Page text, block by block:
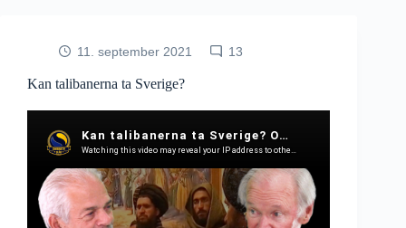
11. september 2021 13
Kan talibanerna ta Sverige?